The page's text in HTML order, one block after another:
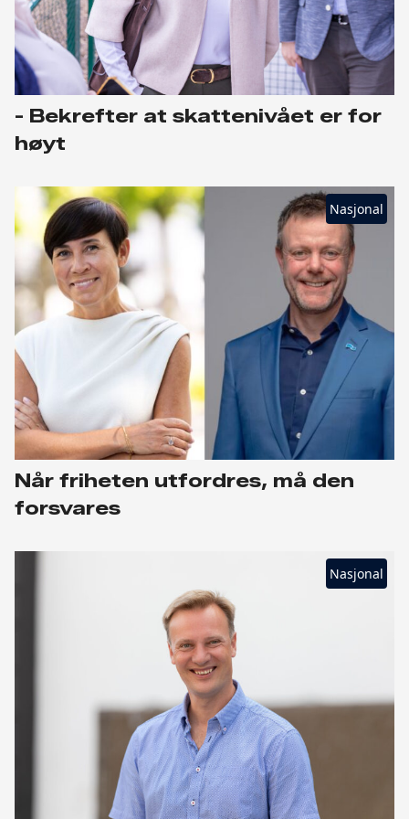
- Bekrefter at skattenivået er for
høyt
Nasjonal
Når friheten utfordres, må den
forsvares
Nasjonal